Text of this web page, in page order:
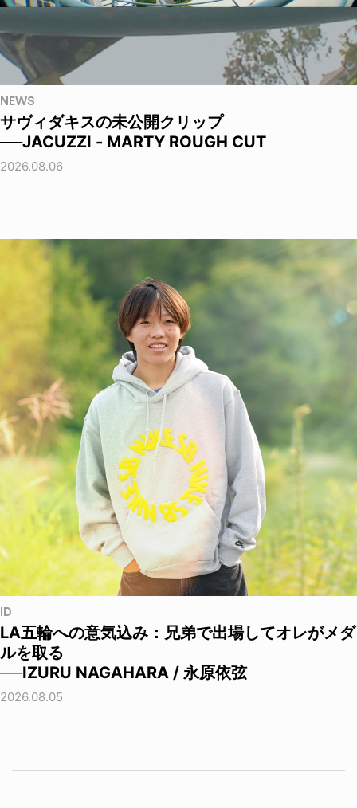
NEWS
サヴィダキスの未公開クリップ
──JACUZZI - MARTY ROUGH CUT
2026.08.06
ID
LA五輪への意気込み：兄弟で出場してオレがメダ
ルを取る
──IZURU NAGAHARA / 永原依弦
2026.08.05